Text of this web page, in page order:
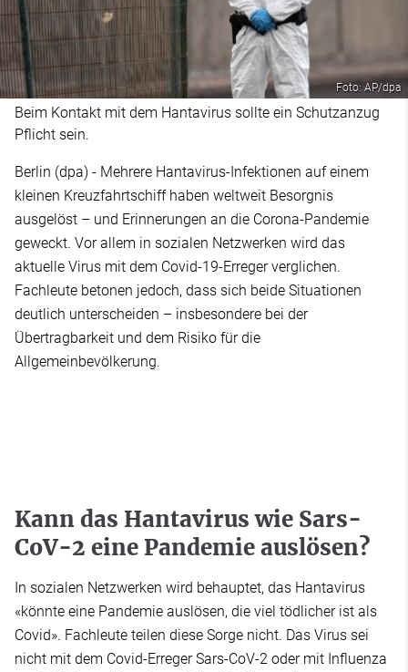
Foto: AP/dpa
Beim Kontakt mit dem Hantavirus sollte ein Schutzanzug
Pflicht sein.
Berlin (dpa) - Mehrere Hantavirus-Infektionen auf einem
kleinen Kreuzfahrtschiff haben weltweit Besorgnis
ausgelöst – und Erinnerungen an die Corona-Pandemie
geweckt. Vor allem in sozialen Netzwerken wird das
aktuelle Virus mit dem Covid-19-Erreger verglichen.
Fachleute betonen jedoch, dass sich beide Situationen
deutlich unterscheiden – insbesondere bei der
Übertragbarkeit und dem Risiko für die
Allgemeinbevölkerung.
Kann das Hantavirus wie Sars-
CoV-2 eine Pandemie auslösen?
In sozialen Netzwerken wird behauptet, das Hantavirus
«könnte eine Pandemie auslösen, die viel tödlicher ist als
Covid». Fachleute teilen diese Sorge nicht. Das Virus sei
nicht mit dem Covid-Erreger Sars-CoV-2 oder mit Influenza